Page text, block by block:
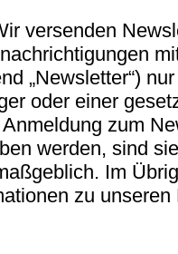
versenden
„Newsletter“)
oder einer
zum
werden, sind
Im
zu